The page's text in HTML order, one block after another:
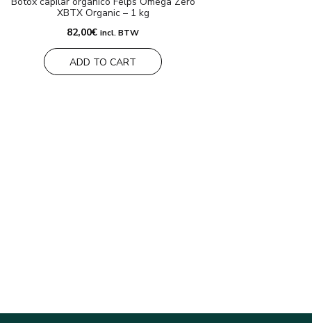
XBTX Organic – 1 kg
82,00€ incl. BTW
ADD TO CART